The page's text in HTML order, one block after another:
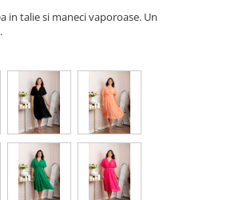
in talie si maneci vaporoase. Un